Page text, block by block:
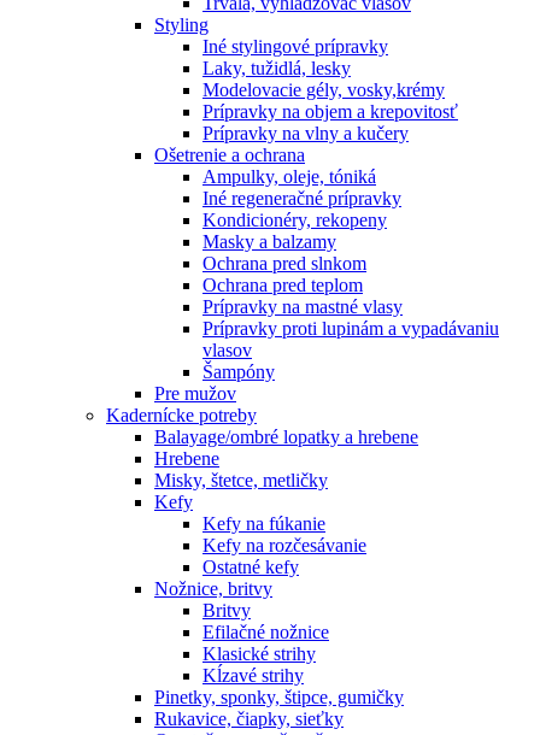
Styling
Iné stylingové prípravky
Laky, tužidlá, lesky
Modelovacie gély, vosky,krémy
Prípravky na objem a krepovitosť
Prípravky na vlny a kučery
Ošetrenie a ochrana
Ampulky, oleje, tóniká
Iné regeneračné prípravky
Kondicionéry, rekopeny
Masky a balzamy
Ochrana pred slnkom
Ochrana pred teplom
Prípravky na mastné vlasy
Prípravky proti lupinám a vypadávaniu
vlasov
Šampóny
Pre mužov
Kadernícke potreby
Balayage/ombré lopatky a hrebene
Hrebene
Misky, štetce, metličky
Kefy
Kefy na fúkanie
Kefy na rozčesávanie
Ostatné kefy
Nožnice, britvy
Britvy
Efilačné nožnice
Klasické strihy
Kĺzavé strihy
Pinetky, sponky, štipce, gumičky
Rukavice, čiapky, sieťky